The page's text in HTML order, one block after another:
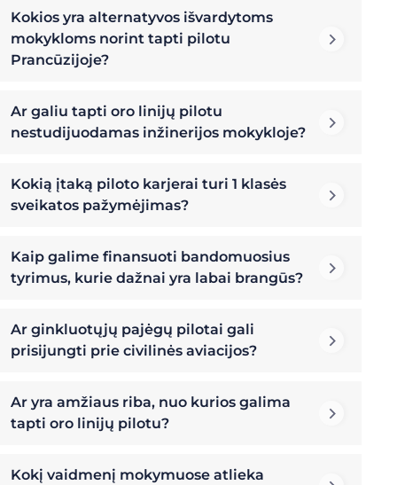
Kokios yra alternatyvos išvardytoms
mokykloms norint tapti pilotu
Prancūzijoje?
Ar galiu tapti oro linijų pilotu
nestudijuodamas inžinerijos mokykloje?
Kokią įtaką piloto karjerai turi 1 klasės
sveikatos pažymėjimas?
Kaip galime finansuoti bandomuosius
tyrimus, kurie dažnai yra labai brangūs?
Ar ginkluotųjų pajėgų pilotai gali
prisijungti prie civilinės aviacijos?
Ar yra amžiaus riba, nuo kurios galima
tapti oro linijų pilotu?
Kokį vaidmenį mokymuose atlieka